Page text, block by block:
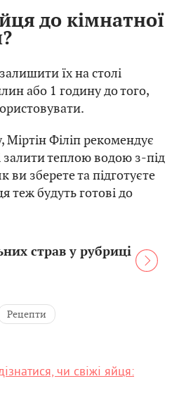
до кімнатної
їх на столі
або 1 годину до того,
Міртін Філіп рекомендує
залити теплою водою з-під
ви зберете та підготуєте
теж будуть готові до
страв у рубриці
Рецепти
чи свіжі яйця: